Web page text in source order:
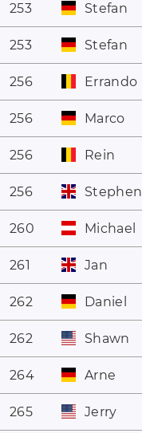
253 Stefan
253 Stefan
256 Errando
256 Marco
256 Rein
256 Stephen
260 Michael
261 Jan
262 Daniel
262 Shawn
264 Arne
265 Jerry